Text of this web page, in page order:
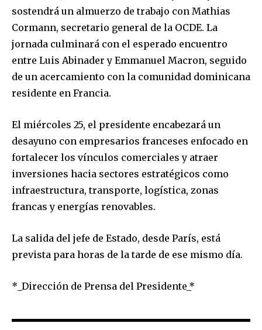
sostendrá un almuerzo de trabajo con Mathias
Cormann, secretario general de la OCDE. La
jornada culminará con el esperado encuentro
entre Luis Abinader y Emmanuel Macron, seguido
de un acercamiento con la comunidad dominicana
residente en Francia.
El miércoles 25, el presidente encabezará un
desayuno con empresarios franceses enfocado en
fortalecer los vínculos comerciales y atraer
inversiones hacia sectores estratégicos como
infraestructura, transporte, logística, zonas
francas y energías renovables.
La salida del jefe de Estado, desde París, está
prevista para horas de la tarde de ese mismo día.
*_Dirección de Prensa del Presidente_*